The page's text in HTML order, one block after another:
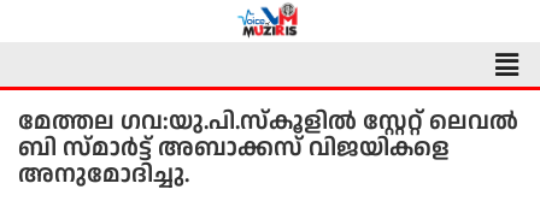
മേത്തല ഗവ:യു.പി.സ്കൂളിൽ സ്റ്റേറ്റ് ലെവൽ
ബി സ്മാർട്ട് അബാക്കസ് വിജയികളെ
അനുമോദിച്ചു.